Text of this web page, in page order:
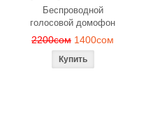
Беспроводной
голосовой домофон
2200сом 1400сом